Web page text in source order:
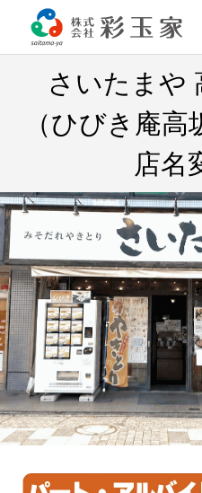
さいたまや
（ひびき庵高
店名